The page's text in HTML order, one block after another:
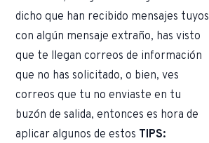
dicho que han recibido mensajes tuyos
con algún mensaje extraño, has visto
que te llegan correos de información
que no has solicitado, o bien, ves
correos que tu no enviaste en tu
buzón de salida, entonces es hora de
aplicar algunos de estos TIPS: